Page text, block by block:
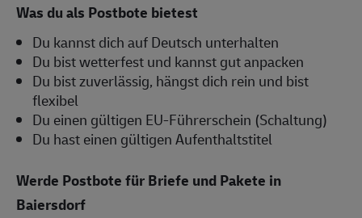
Was du als Postbote bietest
Du kannst dich auf Deutsch unterhalten
Du bist wetterfest und kannst gut anpacken
Du bist zuverlässig, hängst dich rein und bist
flexibel
Du einen gültigen EU-Führerschein (Schaltung)
Du hast einen gültigen Aufenthaltstitel
Werde Postbote für Briefe und Pakete in
Baiersdorf